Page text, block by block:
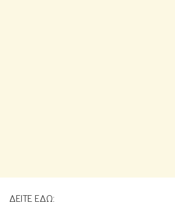
ΔΕΙΤΕ ΕΔΩ: